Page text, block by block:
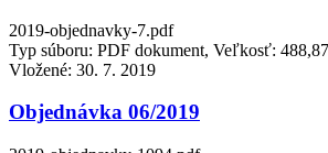
2019-objednavky-7.pdf
Typ súboru: PDF dokument, Veľkosť:
Vložené: 30. 7. 2019
Objednávka 06/2019